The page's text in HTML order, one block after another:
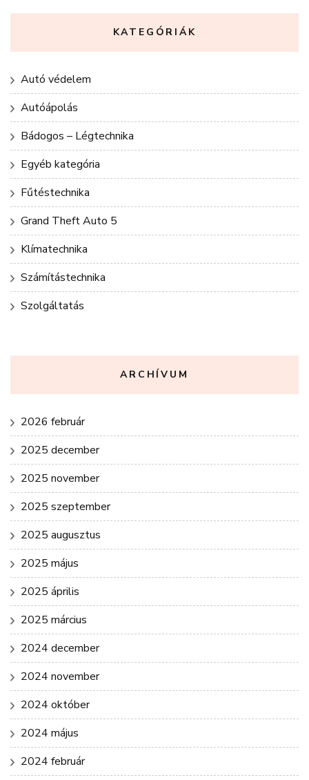
KATEGÓRIÁK
Autó védelem
Autóápolás
Bádogos – Légtechnika
Egyéb kategória
Fűtéstechnika
Grand Theft Auto 5
Klímatechnika
Számítástechnika
Szolgáltatás
ARCHÍVUM
2026 február
2025 december
2025 november
2025 szeptember
2025 augusztus
2025 május
2025 április
2025 március
2024 december
2024 november
2024 október
2024 május
2024 február